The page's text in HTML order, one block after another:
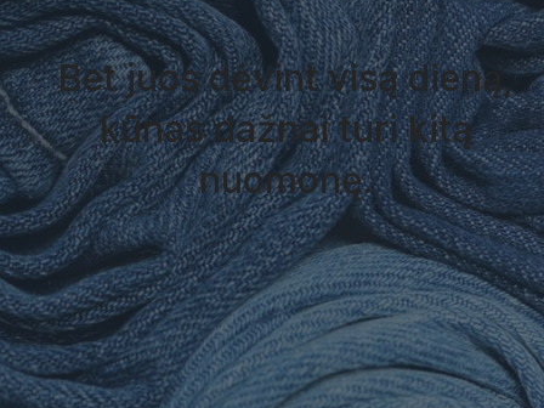
Bet juos dėvint visą dieną,
kūnas dažnai turi kitą
nuomonę.